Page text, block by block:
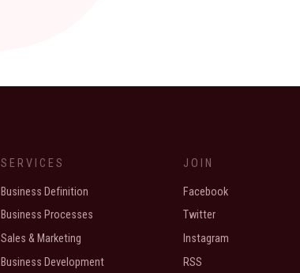
SERVICES
Business Definition
Business Processes
Sales & Marketing
Business Development
JOIN
Facebook
Twitter
Instagram
RSS